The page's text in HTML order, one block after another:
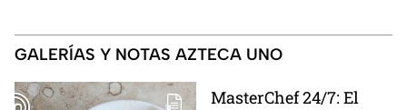
GALERÍAS Y NOTAS AZTECA UNO
MasterChef 24/7: El